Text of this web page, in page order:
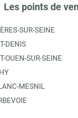
Les points de
SUR-SEINE
DENIS
OUEN-SUR-SEINE
MESNIL